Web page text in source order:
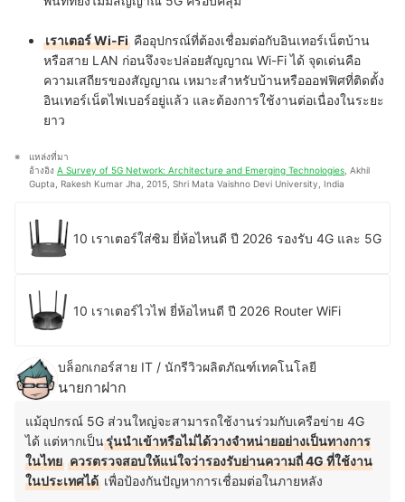
เราเตอร์ Wi-Fi คืออุปกรณ์ที่ต้องเชื่อมต่อกับอินเทอร์เน็ตบ้าน
หรือสาย LAN ก่อนจึงจะปล่อยสัญญาณ Wi-Fi ได้ จุดเด่นคือ
ความเสถียรของสัญญาณ เหมาะสำหรับบ้านหรือออฟฟิศที่ติดตั้ง
อินเทอร์เน็ตไฟเบอร์อยู่แล้ว และต้องการใช้งานต่อเนื่องในระยะ
ยาว
แหล่งที่มา
อ้างอิง A Survey of 5G Network: Architecture and Emerging Technologies, Akhil
Gupta, Rakesh Kumar Jha, 2015, Shri Mata Vaishno Devi University, India
10 เราเตอร์ใส่ซิม ยี่ห้อไหนดี ปี 2026 รองรับ 4G และ 5G
10 เราเตอร์ไวไฟ ยี่ห้อไหนดี ปี 2026 Router WiFi
บล็อกเกอร์สาย IT / นักรีวิวผลิตภัณฑ์เทคโนโลยี
นายกาฝาก
แม้อุปกรณ์ 5G ส่วนใหญ่จะสามารถใช้งานร่วมกับเครือข่าย 4G
ได้ แต่หากเป็นรุ่นนำเข้าหรือไม่ได้วางจำหน่ายอย่างเป็นทางการ
ในไทย ควรตรวจสอบให้แน่ใจว่ารองรับย่านความถี่ 4G ที่ใช้งาน
ในประเทศได้ เพื่อป้องกันปัญหาการเชื่อมต่อในภายหลัง